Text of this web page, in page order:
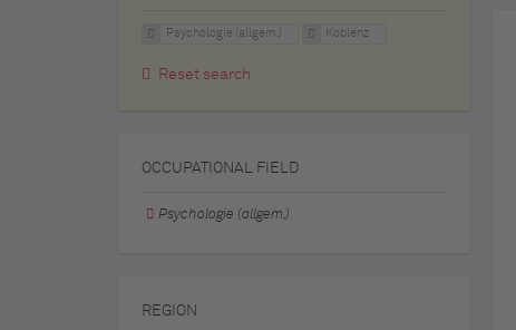
Psychologie (allgem.) Koblenz
Reset search
OCCUPATIONAL FIELD
Psychologie (allgem.)
REGION